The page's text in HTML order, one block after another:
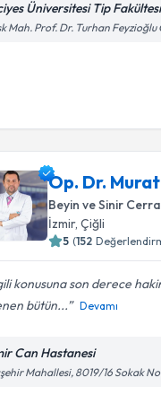
Üniversitesi Tip Fakültesi
Mah. Prof. Dr. Turhan Feyzioğlu
Op. Dr.
Beyin ve Sinir
İzmir,Çiğli
5 (152
konusuna son derece
bütün...
Devamı
Can Hastanesi
Mahallesi, 8019/16 Sokak